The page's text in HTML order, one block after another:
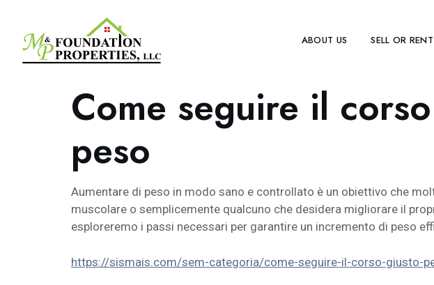
ABOUT US SELL OR
Come seguire il
peso
Aumentare di peso in modo sano e controllato è un obiettivo che
muscolare o semplicemente qualcuno che desidera migliorare il
esploreremo i passi necessari per garantire un incremento di peso
https://sismais.com/sem-categoria/come-seguire-il-corso-giusto-